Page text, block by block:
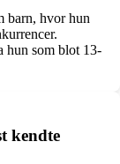
barn, hvor hun
hun som blot 13-
kendte